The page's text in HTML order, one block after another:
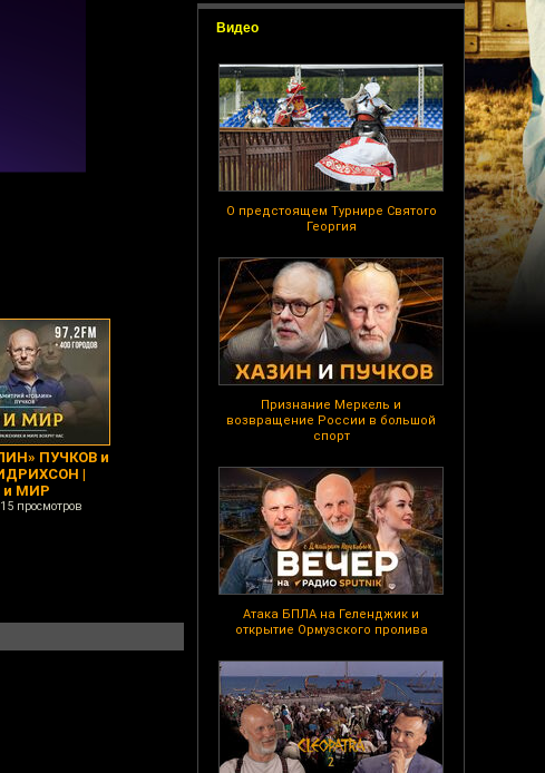
Видео
О предстоящем Турнире Святого
Георгия
Признание Меркель и
возвращение России в большой
спорт
Атака БПЛА на Геленджик и
открытие Ормузского пролива
ПУЧКОВ и
|
и МИР
просмотров